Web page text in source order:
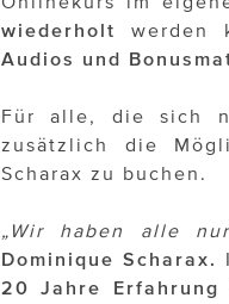
wiederholt
werden
Audios und
Für alle, die sich
zusätzlich die
Scharax zu buchen.
„Wir haben alle
Dominique Scharax.
20 Jahre Erfahrung